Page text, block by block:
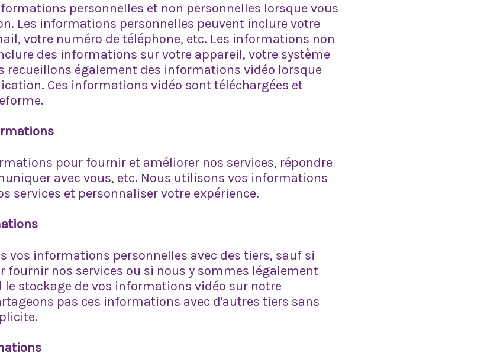
personnelles et non personnelles lorsque vous
Les informations personnelles peuvent inclure votre
votre numéro de téléphone, etc. Les informations non
des informations sur votre appareil, votre système
recueillons également des informations vidéo lorsque
Ces informations vidéo sont téléchargées et
pour fournir et améliorer nos services, répondre
avec vous, etc. Nous utilisons vos informations
services et personnaliser votre expérience.
vos informations personnelles avec des tiers, sauf si
fournir nos services ou si nous y sommes légalement
le stockage de vos informations vidéo sur notre
pas ces informations avec d'autres tiers sans